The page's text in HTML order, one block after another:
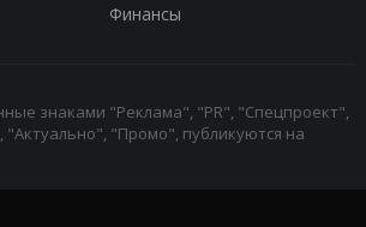
Финансы
знаками "Реклама", "PR", "Спецпроект",
"Промо", публикуются на